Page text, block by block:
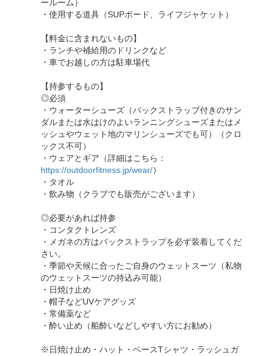
ールーム）
・使用する道具（SUPボード、ライフジャケット）
【料金に含まれないもの】
・ランチや補給用のドリンクなど
・車でお越しの方は駐車場代
【持参するもの】
◎必須
・ウォーターシューズ（バックストラップ付きのサン
ダルまたは水はけのよいランニングシューズまたはメ
ッシュやウェット地のマリンシューズでも可）（クロ
ックス不可）
・ウェアとギア（詳細はこちら：
https://outdoorfitness.jp/wear/）
​・タオル
・飲み物（クラブでも販売がございます）
◎必要があれば持参
・コンタクトレンズ
・メガネの方はバックストラップを必ず装着してくだ
さい。
・季節や天候に合ったご自身のウェットスーツ（私物
のウェットスーツの持込み可能）
・日焼け止め
・帽子などUVケアグッズ
・常備薬など
・酔い止め（船酔いなどしやすい方にお勧め）
※日焼け止め・ハット・ベースTシャツ・ラッシュガ